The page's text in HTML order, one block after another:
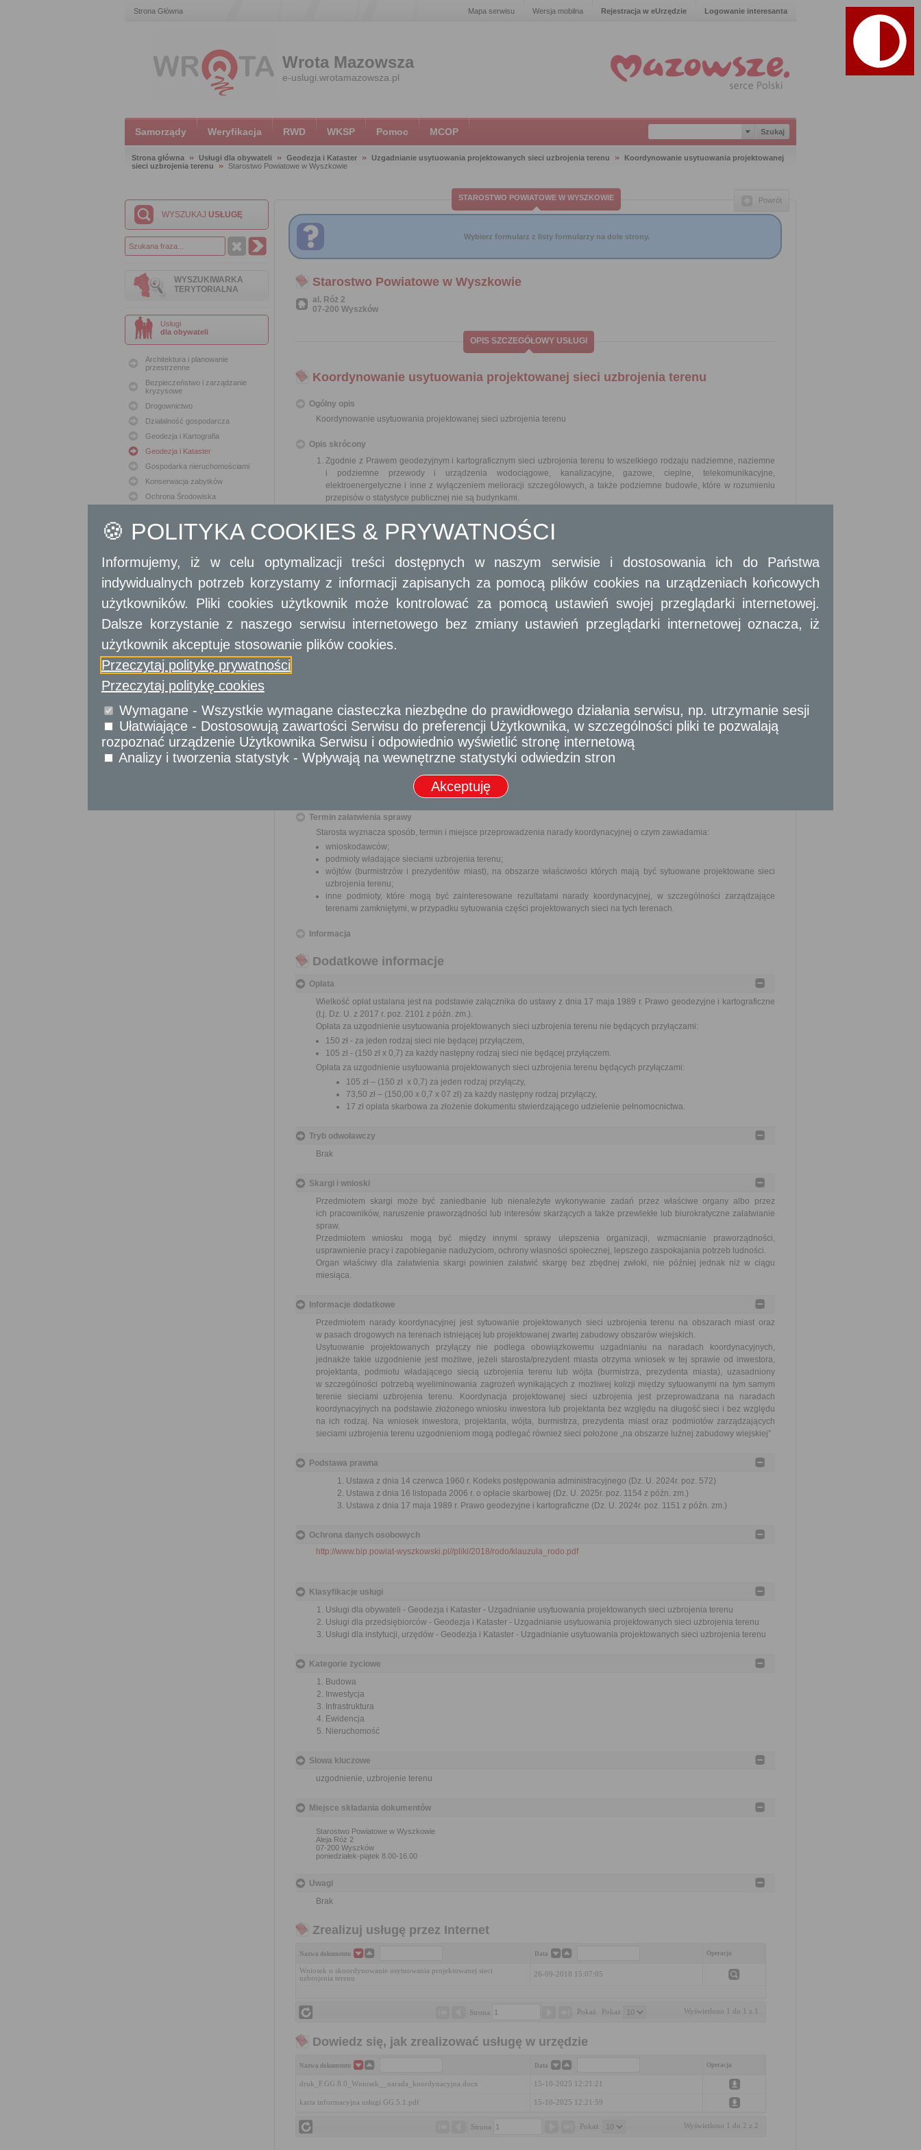
Strona Główna Mapa serwisu Wersja mobilna Rejestracja w eUrzędzie Logowanie interesanta
Wrota Mazowsza
e-uslugi.wrotamazowsza.pl
Samorządy Weryfikacja RWD WKSP Pomoc MCOP
Strona główna Usługi dla obywateli Geodezja i Kataster Uzgadnianie usytuowania projektowanych sieci uzbrojenia terenu
Koordynowanie usytuowania projektowanej
sieci uzbrojenia terenu
Starostwo Powiatowe w Wyszkowie
WYSZUKAJ USŁUGĘ
WYSZUKIWARKA
TERYTORIALNA
Usługi
dla obywateli
Architektura i planowanie
przestrzenne
Bezpieczeństwo i zarządzanie
kryzysowe
Drogownictwo
Działalność gospodarcza
Geodezja i Kartografia
Geodezja i Kataster
Gospodarka nieruchomościami
Konserwacja zabytków
Ochrona Środowiska
Podatki i opłaty lokalne
Polityka lokalowa
Polityka społeczna
Skargi i wnioski
Sport i Rekreacja
Sprawy komunalne
Sprawy komunikacyjne
Sprawy obywatelskie
Udostępnianie informacji publicznej
Urząd Stanu Cywilnego
Usługi
dla przedsiębiorców
Usługidla instytucji,
urzędów
STAROSTWO POWIATOWE W WYSZKOWIE Powrót
Wybierz formularz z listy formularzy na dole strony.
Starostwo Powiatowe w Wyszkowie
al. Róż 2
07-200 Wyszków
OPIS SZCZEGÓŁOWY USŁUGI
Koordynowanie usytuowania projektowanej sieci uzbrojenia terenu
Ogólny opis
Koordynowanie usytuowania projektowanej sieci uzbrojenia terenu
Opis skrócony
Zgodnie z Prawem geodezyjnym i kartograficznym sieci uzbrojenia terenu to wszelkiego rodzaju nadziemne, naziemne
i podziemne przewody i urządzenia wodociągowe, kanalizacyjne, gazowe, cieplne, telekomunikacyjne,
elektroenergetyczne i inne z wyłączeniem melioracji szczegółowych, a także podziemne budowle, które w rozumieniu
przepisów o statystyce publicznej nie są budynkami.
drogowych na terenie istniejącej lub projektowanej zwartej zabudowy obszarów wiejskich koordynuje się na naradach
koordynacyjnych organizowanych przez starostę. Obowiązek odbycia narady koordynacyjnej nie dotyczy:
sieci uzbrojenia terenu usytuowanych wyłącznie w granicach działki budowlanej;
geodezyjne i kartograficzne;
sieci technologicznych podmiotów władających siecią uzbrojenia terenu, dla których wydana została przez
właściwy organ decyzja administracyjna o wyłączeniu z geodezyjnej ewidencji sieci uzbrojenia terenu, które
są wykorzystywane wyłącznie przez inwestora i są położone na gruntach znajdujących się w wyłącznym
przez projektanta z rysunkiem projektowanej sieci uzbrojenia terenu
W przypadku, gdy plan sytuacyjny ma postać nieelektroniczną, należy do wniosku dołączyć co najmniej 2 jego
egzemplarze.
Pełnomocnictwo w przypadku ustanowienia pełnomocnika wraz z dowodem uiszczenia stosownej opłaty.
Obywatel, Przedsiębiorca, Instytucja
Termin załatwienia sprawy
Starosta wyznacza sposób, termin i miejsce przeprowadzenia narady koordynacyjnej o czym zawiadamia:
wnioskodawców;
podmioty władające sieciami uzbrojenia terenu;
wójtów (burmistrzów i prezydentów miast), na obszarze właściwości których mają być sytuowane projektowane sieci
uzbrojenia terenu;
inne podmioty, które mogą być zainteresowane rezultatami narady koordynacyjnej, w szczególności zarządzające
terenami zamkniętymi, w przypadku sytuowania części projektowanych sieci na tych terenach.
Informacja
Dodatkowe informacje
Opłata
Wielkość opłat ustalana jest na podstawie załącznika do ustawy z dnia 17 maja 1989 r. Prawo geodezyjne i kartograficzne
(t.j. Dz. U. z 2017 r. poz. 2101 z późn. zm.).
Opłata za uzgodnienie usytuowania projektowanych sieci uzbrojenia terenu nie będących przyłączami:
150 zł - za jeden rodzaj sieci nie będącej przyłączem,
105 zł - (150 zł x 0,7) za każdy następny rodzaj sieci nie będącej przyłączem.
Opłata za uzgodnienie usytuowania projektowanych sieci uzbrojenia terenu będących przyłączami:
105 zł – (150 zł x 0,7) za jeden rodzaj przyłączy,
73,50 zł – (150,00 x 0,7 x 07 zł) za każdy następny rodzaj przyłączy,
17 zł opłata skarbowa za złożenie dokumentu stwierdzającego udzielenie pełnomocnictwa.
Tryb odwoławczy
Brak
Skargi i wnioski
Przedmiotem skargi może być zaniedbanie lub nienależyte wykonywanie zadań przez właściwe organy albo przez
ich pracowników, naruszenie praworządności lub interesów skarżących a także przewlekłe lub biurokratyczne załatwianie
spraw.
Przedmiotem wniosku mogą być między innymi sprawy ulepszenia organizacji, wzmacnianie praworządności,
usprawnienie pracy i zapobieganie nadużyciom, ochrony własności społecznej, lepszego zaspokajania potrzeb ludności.
Organ właściwy dla załatwienia skargi powinien załatwić skargę bez zbędnej zwłoki, nie później jednak niż w ciągu
miesiąca.
Informacje dodatkowe
Przedmiotem narady koordynacyjnej jest sytuowanie projektowanych sieci uzbrojenia terenu na obszarach miast oraz
w pasach drogowych na terenach istniejącej lub projektowanej zwartej zabudowy obszarów wiejskich.
Usytuowanie projektowanych przyłączy nie podlega obowiązkowemu uzgadnianiu na naradach koordynacyjnych,
jednakże takie uzgodnienie jest możliwe, jeżeli starosta/prezydent miasta otrzyma wniosek w tej sprawie od inwestora,
projektanta, podmiotu władającego siecią uzbrojenia terenu lub wójta (burmistrza, prezydenta miasta), uzasadniony
w szczególności potrzebą wyeliminowania zagrożeń wynikających z możliwej kolizji między sytuowanymi na tym samym
terenie sieciami uzbrojenia terenu. Koordynacja projektowanej sieci uzbrojenia jest przeprowadzana na naradach
koordynacyjnych na podstawie złożonego wniosku inwestora lub projektanta bez względu na długość sieci i bez względu
na ich rodzaj. Na wniosek inwestora, projektanta, wójta, burmistrza, prezydenta miast oraz podmiotów zarządzających
sieciami uzbrojenia terenu uzgodnieniom mogą podlegać również sieci położone „na obszarze luźnej zabudowy wiejskiej”
Podstawa prawna
Ustawa z dnia 14 czerwca 1960 r. Kodeks postępowania administracyjnego (Dz. U. 2024r. poz. 572)
Ustawa z dnia 16 listopada 2006 r. o opłacie skarbowej (Dz. U. 2025r. poz. 1154 z późn. zm.)
Ustawa z dnia 17 maja 1989 r. Prawo geodezyjne i kartograficzne (Dz. U. 2024r. poz. 1151 z późn. zm.)
Ochrona danych osobowych
http://www.bip.powiat-wyszkowski.pl//pliki/2018/rodo/klauzula_rodo.pdf
Klasyfikacje usługi
Usługi dla obywateli - Geodezja i Kataster - Uzgadnianie usytuowania projektowanych sieci uzbrojenia terenu
Usługi dla przedsiębiorców - Geodezja i Kataster - Uzgadnianie usytuowania projektowanych sieci uzbrojenia terenu
Usługi dla instytucji, urzędów - Geodezja i Kataster - Uzgadnianie usytuowania projektowanych sieci uzbrojenia terenu
Kategorie życiowe
Budowa
Inwestycja
Infrastruktura
Ewidencja
Nieruchomość
Słowa kluczowe
uzgodnienie, uzbrojenie terenu
Miejsce składania dokumentów
Starostwo Powiatowe w Wyszkowie
Aleja Róż 2
07-200 Wyszków
poniedziałek-piątek 8.00-16.00
Uwagi
Brak
Zrealizuj usługę przez Internet
Nazwa dokumentu Data Operacja
Wniosek o skoordynowanie usytuowania projektowanej sieci
uzbrojenia terenu
26-09-2018 15:07:05
Strona Pokaż Pokaż Wyświetlono 1 do 1 z 1
Dowiedz się, jak zrealizować usługę w urzędzie
Nazwa dokumentu Data Operacja
druk_F.GG.8.0_Wniosek__narada_koordynacyjna.docx 15-10-2025 12:21:21
karta informacyjna usługi GG.5.1.pdf 15-10-2025 12:21:59
Strona Pokaż Wyświetlono 1 do 2 z 2
🍪 POLITYKA COOKIES & PRYWATNOŚCI
Informujemy, iż w celu optymalizacji treści dostępnych w naszym serwisie i dostosowania ich do Państwa
indywidualnych potrzeb korzystamy z informacji zapisanych za pomocą plików cookies na urządzeniach końcowych
użytkowników. Pliki cookies użytkownik może kontrolować za pomocą ustawień swojej przeglądarki internetowej.
Dalsze korzystanie z naszego serwisu internetowego bez zmiany ustawień przeglądarki internetowej oznacza, iż
użytkownik akceptuje stosowanie plików cookies.
Przeczytaj politykę prywatności
Przeczytaj politykę cookies
Wymagane - Wszystkie wymagane ciasteczka niezbędne do prawidłowego działania serwisu, np. utrzymanie sesji
Ułatwiające - Dostosowują zawartości Serwisu do preferencji Użytkownika, w szczególności pliki te pozwalają
rozpoznać urządzenie Użytkownika Serwisu i odpowiednio wyświetlić stronę internetową
Analizy i tworzenia statystyk - Wpływają na wewnętrzne statystyki odwiedzin stron
Akceptuję